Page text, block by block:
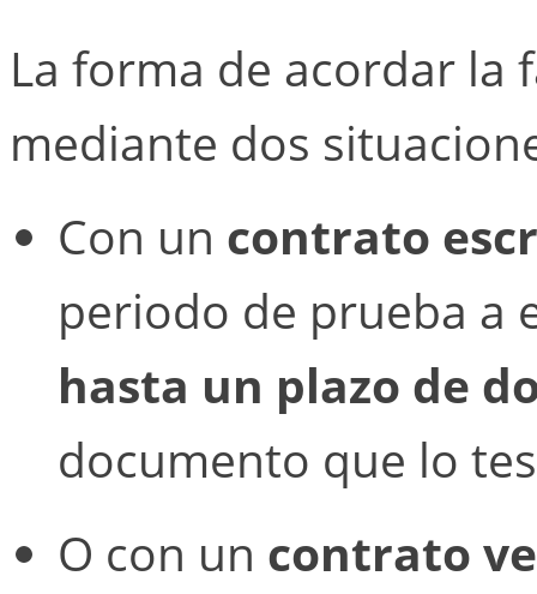
La forma de acordar la
mediante dos
Con un contrato
periodo de prueba a
hasta un plazo de
documento que lo
O con un contrato